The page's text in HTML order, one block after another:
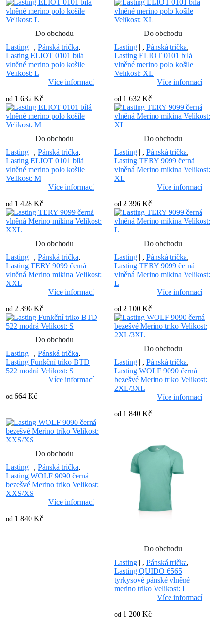
Do obchodu
Lasting | , Pánská trička,
Lasting ELIOT 0101 bílá
vlněné merino polo košile
Velikost: L
Více informací
od 1 632 Kč
Do obchodu
Lasting | , Pánská trička,
Lasting ELIOT 0101 bílá
vlněné merino polo košile
Velikost: XL
Více informací
od 1 632 Kč
Do obchodu
Lasting | , Pánská trička,
Lasting ELIOT 0101 bílá
vlněné merino polo košile
Velikost: M
Více informací
od 1 428 Kč
Do obchodu
Lasting | , Pánská trička,
Lasting TERY 9099 černá
vlněná Merino mikina Velikost:
XL
Více informací
od 2 396 Kč
Do obchodu
Lasting | , Pánská trička,
Lasting TERY 9099 černá
vlněná Merino mikina Velikost:
XXL
Více informací
od 2 396 Kč
Do obchodu
Lasting | , Pánská trička,
Lasting TERY 9099 černá
vlněná Merino mikina Velikost:
L
Více informací
od 2 100 Kč
Do obchodu
Lasting | , Pánská trička,
Lasting Funkční triko BTD
522 modrá Velikost: S
Více informací
od 664 Kč
Do obchodu
Lasting | , Pánská trička,
Lasting WOLF 9090 černá
bezešvé Merino triko Velikost:
2XL/3XL
Více informací
od 1 840 Kč
Do obchodu
Lasting | , Pánská trička,
Lasting WOLF 9090 černá
bezešvé Merino triko Velikost:
XXS/XS
Více informací
od 1 840 Kč
Do obchodu
Lasting | , Pánská trička,
Lasting QUIDO 6565
tyrkysové pánské vlněné
merino triko Velikost: L
Více informací
od 1 200 Kč